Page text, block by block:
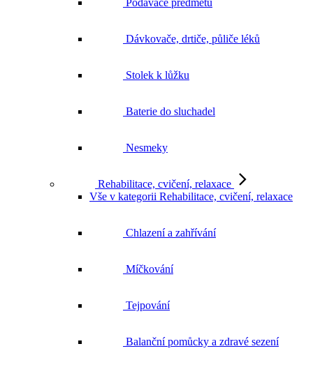
Podavače předmětů
Dávkovače, drtiče, půliče léků
Stolek k lůžku
Baterie do sluchadel
Nesmeky
Rehabilitace, cvičení, relaxace
Vše v kategorii Rehabilitace, cvičení, relaxace
Chlazení a zahřívání
Míčkování
Tejpování
Balanční pomůcky a zdravé sezení